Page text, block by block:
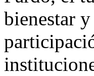
bienestar